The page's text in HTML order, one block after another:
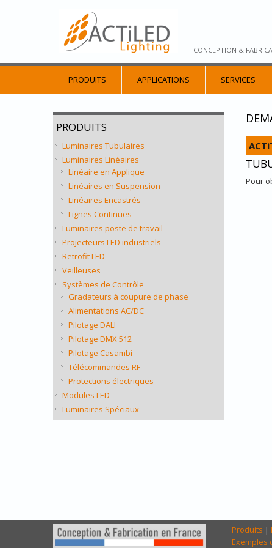
CONCEPTION &
PRODUITS APPLICATIONS SERVICES
Pour
PRODUITS
Luminaires Tubulaires
Luminaires Linéaires
Linéaire en Applique
Linéaires en Suspension
Linéaires Encastrés
Lignes Continues
Luminaires poste de travail
Projecteurs LED industriels
Retrofit LED
Veilleuses
Systèmes de Contrôle
Gradateurs à coupure de phase
Alimentations AC/DC
Pilotage DALI
Pilotage DMX 512
Pilotage Casambi
Télécommandes RF
Protections électriques
Modules LED
Luminaires Spéciaux
Produits |
Exemples